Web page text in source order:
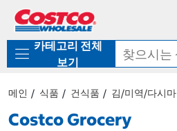
로
기
가
카테고리 전체
보기
메인 식품 건식품 김/미역/다시마
Costco Grocery